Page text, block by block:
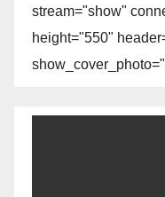
stream="show"
height="550"